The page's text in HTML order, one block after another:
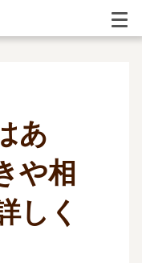
あ
や相
しく